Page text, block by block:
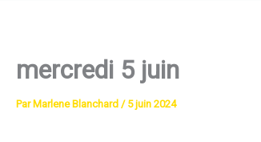
mercredi 5 juin
Par Marlene Blanchard / 5 juin 2024